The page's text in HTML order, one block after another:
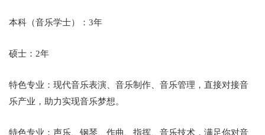
本科（音乐学士）：3年
硕士：2年
特色专业：现代音乐表演、音乐制作、音乐管理，直接对接音
乐产业，助力实现音乐梦想。
特色专业：声乐、钢琴、作曲、指挥、音乐技术，满足你对音